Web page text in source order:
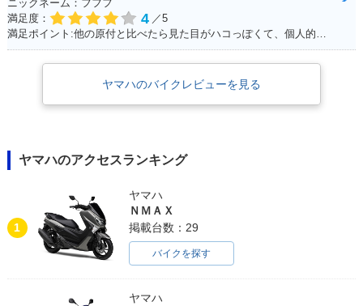
ニックネーム：フフフ
満足度：
4 ／5
満足ポイント:他の原付と比べたら見た目がハコっぽくて、個人的に好みのデザインだった為3年程前に購入。 毎日通勤の足に利用していますが、これといった不都合もなく、いつも快適な通勤ができています。 特にシートが長く広いので、私(180cmの男性)でもゆったり座れて、たまにする遠出でも疲れにくいです。
ヤマハのバイクレビューを見る
ヤマハのアクセスランキング
1
ヤマハ
ＮＭＡＸ
掲載台数：29
バイクを探す
ヤマハ